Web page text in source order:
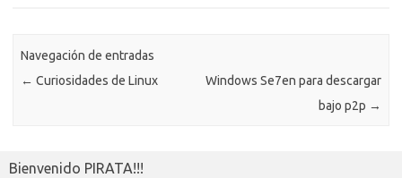
i
ti
Navegación de entradas
← Curiosidades de Linux
Windows Se7en para descargar
bajo p2p →
Bienvenido PIRATA!!!